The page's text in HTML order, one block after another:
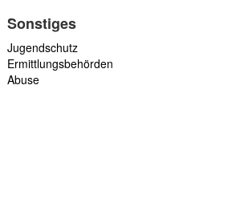
Sonstiges
Jugendschutz
Ermittlungsbehörden
Abuse